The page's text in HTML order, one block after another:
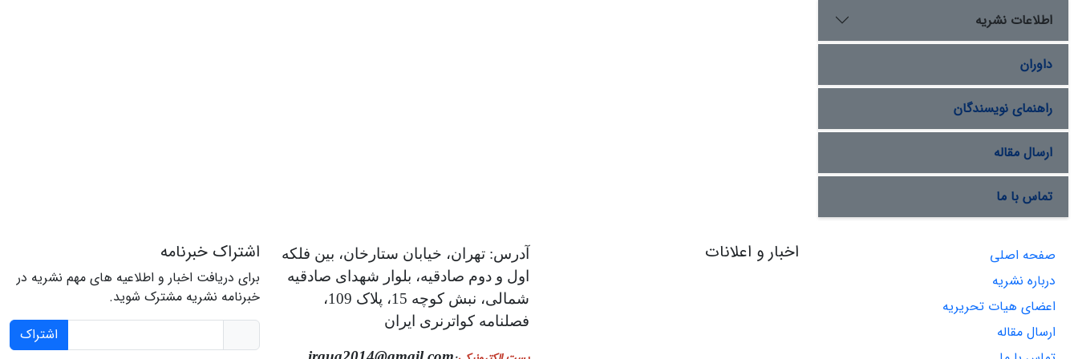
اطلاعات نشریه
داوران
راهنمای نویسندگان
ارسال مقاله
تماس با ما
صفحه اصلی
درباره نشریه
اعضای هیات تحریریه
ارسال مقاله
اخبار و اعلانات
آدرس: تهران، خیابان ستارخان، بین فلکه
اول و دوم صادقیه، بلوار شهدای صادقیه
شمالی، نبش کوچه 15، پلاک 109،
فصلنامه کواترنری ایران
اشتراک خبرنامه
برای دریافت اخبار و اطلاعیه های مهم نشریه در
خبرنامه نشریه مشترک شوید.
اشتراک